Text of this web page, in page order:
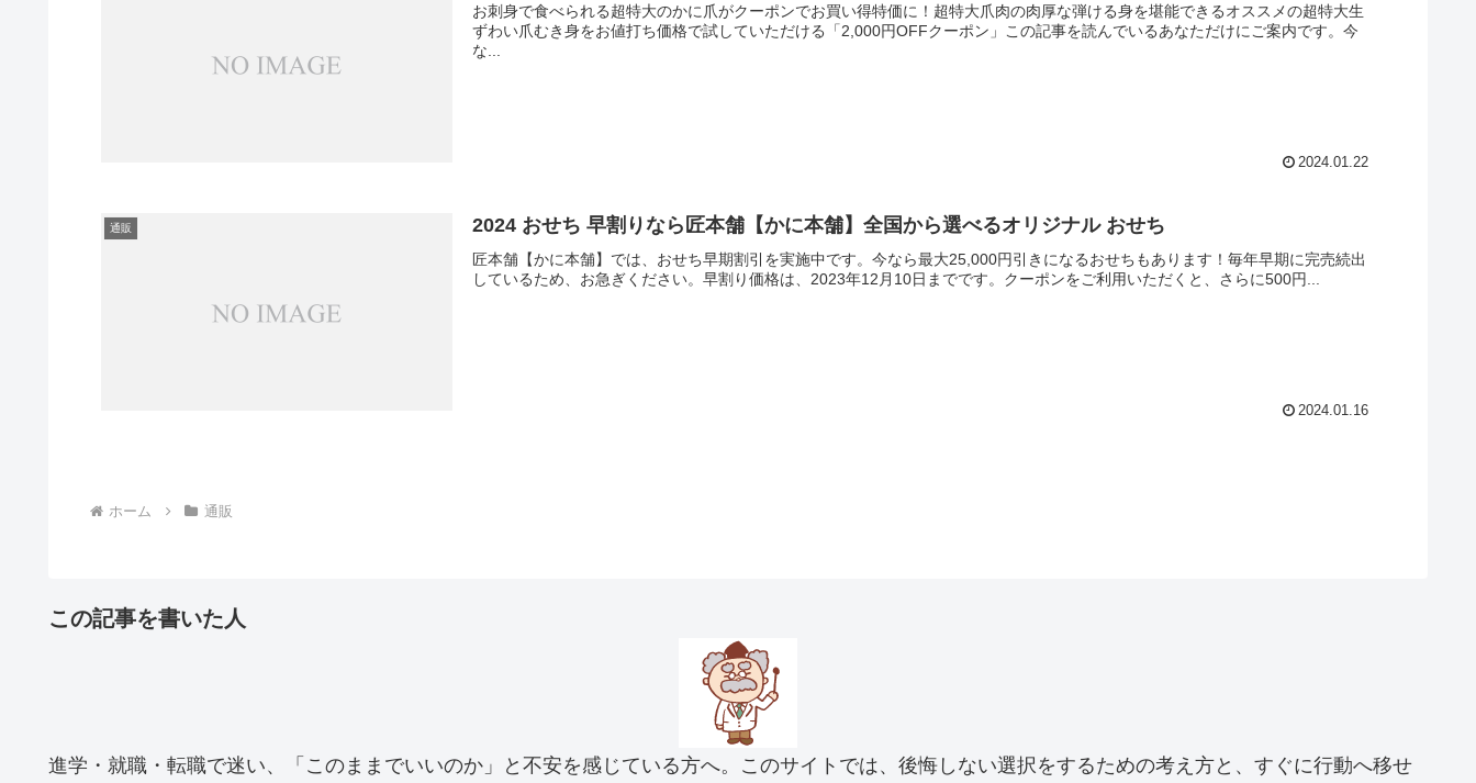
お刺身で食べられる超特大のかに爪がクーポンでお買い得特価に！超特大爪肉の肉厚な弾ける身を堪能できるオススメの超特大生
ずわい爪むき身をお値打ち価格で試していただける「2,000円OFFクーポン」この記事を読んでいるあなただけにご案内です。今
な...
2024.01.22
通販 2024 おせち 早割りなら匠本舗【かに本舗】全国から選べるオリジナル おせち
匠本舗【かに本舗】では、おせち早期割引を実施中です。今なら最大25,000円引きになるおせちもあります！毎年早期に完売続出
しているため、お急ぎください。早割り価格は、2023年12月10日までです。クーポンをご利用いただくと、さらに500円...
2024.01.16
ホーム 通販
この記事を書いた人
進学・就職・転職で迷い、「このままでいいのか」と不安を感じている方へ。このサイトでは、後悔しない選択をするための考え方と、すぐに行動へ移せ